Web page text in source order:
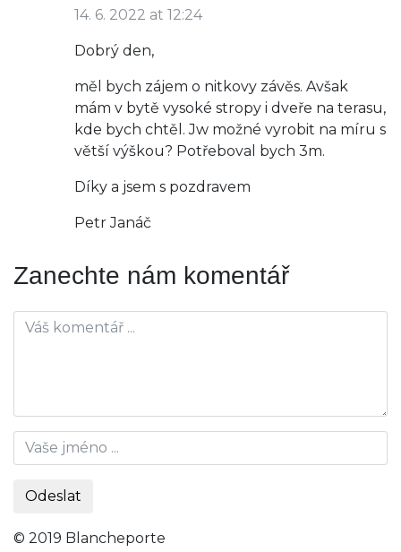
14. 6. 2022 at 12:24
Dobrý den,
měl bych zájem o nitkovy závěs. Avšak
mám v bytě vysoké stropy i dveře na terasu,
kde bych chtěl. Jw možné vyrobit na míru s
větší výškou? Potřeboval bych 3m.
Díky a jsem s pozdravem
Petr Janáč
Zanechte nám komentář
© 2019 Blancheporte